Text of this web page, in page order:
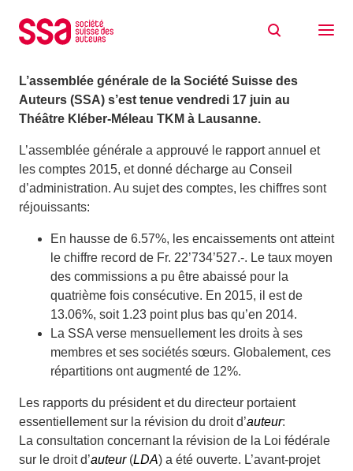
L’assemblée générale de la Société Suisse des
Auteurs (SSA) s’est tenue vendredi 17 juin au
Théâtre Kléber-Méleau TKM à Lausanne.
L’assemblée générale a approuvé le rapport annuel et
les comptes 2015, et donné décharge au Conseil
d’administration. Au sujet des comptes, les chiffres sont
réjouissants:
En hausse de 6.57%, les encaissements ont atteint
le chiffre record de Fr. 22’734’527.-. Le taux moyen
des commissions a pu être abaissé pour la
quatrième fois consécutive. En 2015, il est de
13.06%, soit 1.23 point plus bas qu’en 2014.
La SSA verse mensuellement les droits à ses
membres et ses sociétés sœurs. Globalement, ces
répartitions ont augmenté de 12%.
Les rapports du président et du directeur portaient
essentiellement sur la révision du droit d’auteur:
La consultation concernant la révision de la Loi fédérale
sur le droit d’auteur(LDA) a été ouverte. L’avant-projet